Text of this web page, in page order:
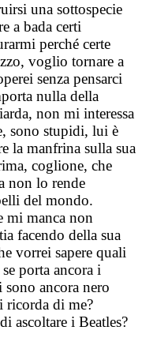
una sottospecie
a bada certi
perché certe
voglio tornare a
senza pensarci
nulla della
non mi interessa
sono stupidi, lui è
la manfrina sulla sua
coglione, che
non lo rende
del mondo.
mi manca non
facendo della sua
vorrei sapere quali
porta ancora i
ancora nero
ricorda di me?
ascoltare i Beatles?